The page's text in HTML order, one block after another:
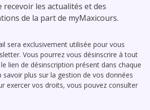
recevoir les actualités et des
de la part de myMaxicours.
sera exclusivement utilisée pour vous
Vous pourrez vous désinscrire à tout
lien de désinscription présent dans chaque
savoir plus sur la gestion de vos données
exercer vos droits, vous pouvez consulter